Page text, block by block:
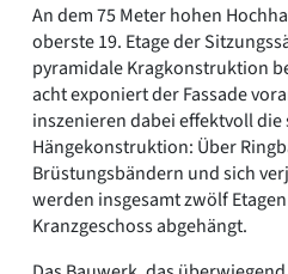
An dem 75 Meter hohen
oberste 19. Etage der
pyramidale Kragkonstruktion
acht exponiert der Fassade
inszenieren dabei effektvoll
Hängekonstruktion: Über
Brüstungsbändern und sich
werden insgesamt zwölf
Kranzgeschoss abgehängt.